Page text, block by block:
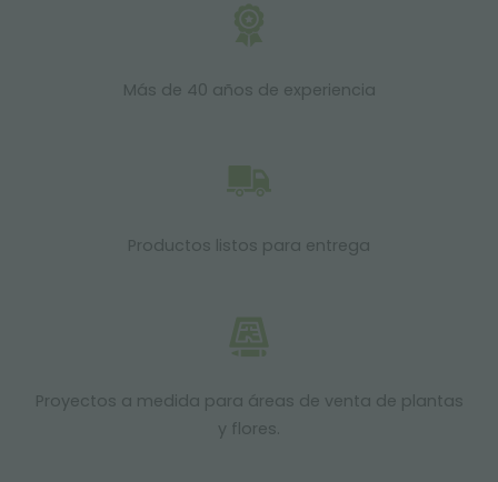
Más de 40 años de experiencia
Productos listos para entrega
Proyectos a medida para áreas de venta de plantas
y flores.